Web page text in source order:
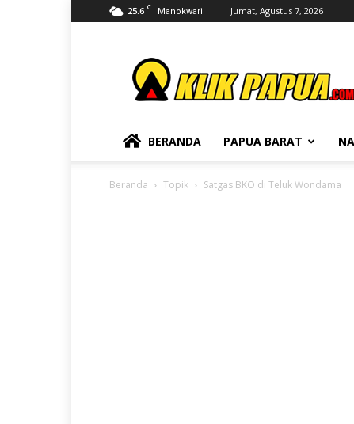
25.6 C Manokwari Jumat, Agustus 7, 2026
BERANDA PAPUA BARAT
Beranda Topik Satgas BKO di Teluk Wondama